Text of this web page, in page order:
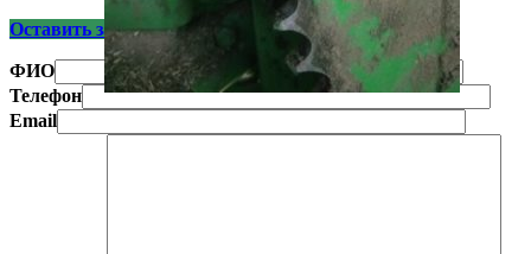
Оставить заявку
ФИО
Телефон
Email